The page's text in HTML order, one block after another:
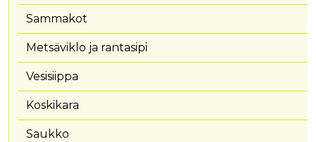
Sammakot
Metsäviklo ja rantasipi
Vesisiippa
Koskikara
Saukko